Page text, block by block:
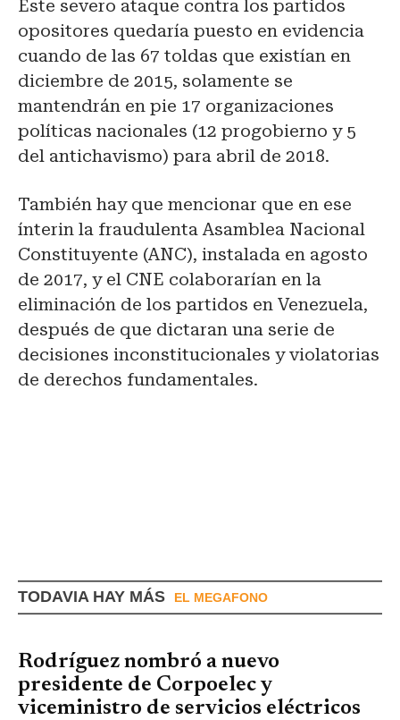
Este severo ataque contra los partidos
opositores quedaría puesto en evidencia
cuando de las 67 toldas que existían en
diciembre de 2015, solamente se
mantendrán en pie 17 organizaciones
políticas nacionales (12 progobierno y 5
del antichavismo) para abril de 2018.
También hay que mencionar que en ese
ínterin la fraudulenta Asamblea Nacional
Constituyente (ANC), instalada en agosto
de 2017, y el CNE colaborarían en la
eliminación de los partidos en Venezuela,
después de que dictaran una serie de
decisiones inconstitucionales y violatorias
de derechos fundamentales.
TODAVIA HAY MÁS EL MEGAFONO
Rodríguez nombró a nuevo
presidente de Corpoelec y
viceministro de servicios eléctricos